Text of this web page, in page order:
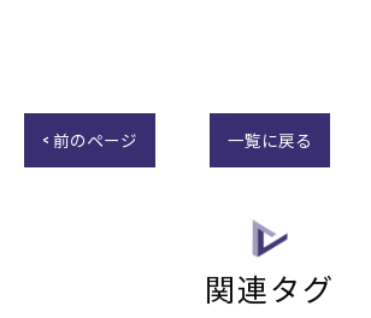
< 前のページ 一覧に戻る
関連タグ